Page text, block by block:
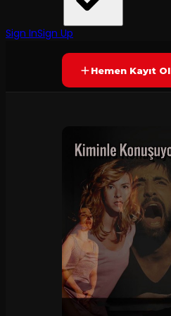
Sign InSign UpYAKINDA Yetersiz oy
Hemen Kayıt Ol